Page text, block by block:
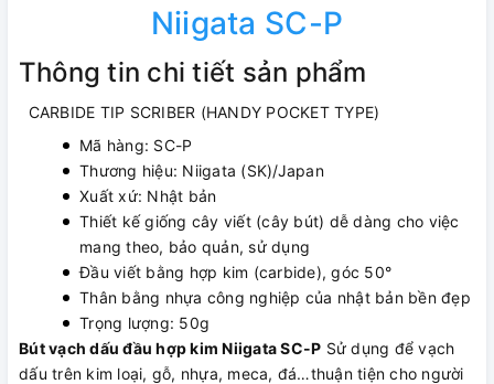
Niigata SC-P
Thông tin chi tiết sản phẩm
CARBIDE TIP SCRIBER (HANDY POCKET TYPE)
Mã hàng: SC-P
Thương hiệu: Niigata (SK)/Japan
Xuất xứ: Nhật bản
Thiết kế giống cây viết (cây bút) dễ dàng cho việc
mang theo, bảo quản, sử dụng
Đầu viết bằng hợp kim (carbide), góc 50°
Thân bằng nhựa công nghiệp của nhật bản bền đẹp
Trọng lượng: 50g
Bút vạch dấu đầu hợp kim Niigata SC-P Sử dụng để vạch
dấu trên kim loại, gỗ, nhựa, meca, đá…thuận tiện cho người